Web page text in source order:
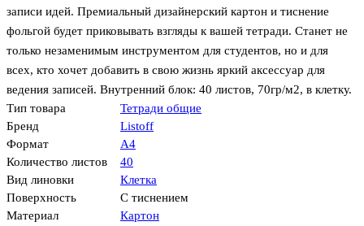
записи идей. Премиальный дизайнерский картон и тиснение
фольгой будет приковывать взгляды к вашей тетради. Станет не
только незаменимым инструментом для студентов, но и для
всех, кто хочет добавить в свою жизнь яркий аксессуар для
ведения записей. Внутренний блок: 40 листов, 70гр/м2, в клетку.
Тип товара
Тетради общие
Бренд
Listoff
Формат
А4
Количество листов
40
Вид линовки
Клетка
Поверхность
С тиснением
Материал
Картон